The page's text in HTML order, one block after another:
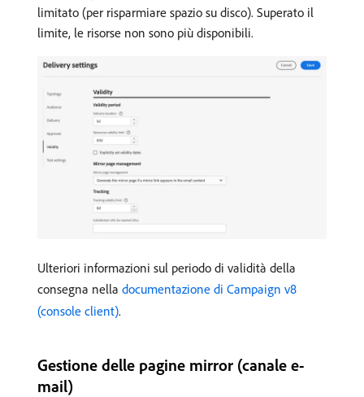
limitato (per risparmiare spazio su disco). Superato il
limite, le risorse non sono più disponibili.
Ulteriori informazioni sul periodo di validità della
consegna nella documentazione di Campaign v8
(console client).
Gestione delle pagine mirror (canale e-
mail)